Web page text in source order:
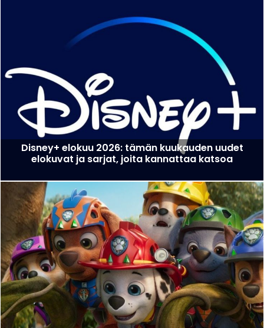
Disney+ elokuu 2026: tämän kuukauden uudet
elokuvat ja sarjat, joita kannattaa katsoa